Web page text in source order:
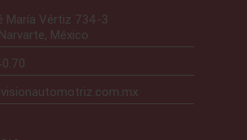
María Vértiz 734-3
México